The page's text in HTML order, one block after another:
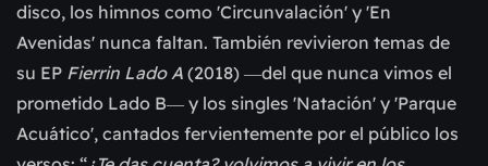
disco, los himnos como 'Circunvalación' y 'En
Avenidas' nunca faltan. También revivieron temas de
su EP Fierrin Lado A (2018) ―del que nunca vimos el
prometido Lado B― y los singles 'Natación' y 'Parque
Acuático', cantados fervientemente por el público los